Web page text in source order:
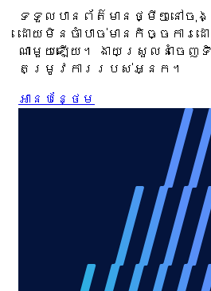
ទទួលបានព័ត៌មានថ្មីៗនៅចុ
ដោយមិនចាំបាច់មានកិច្ចការ
ណាមួយឡើយ។ ងាយស្រួលនាំចេញ
តម្រូវការរបស់អ្នក។
អាន​បន្ថែម